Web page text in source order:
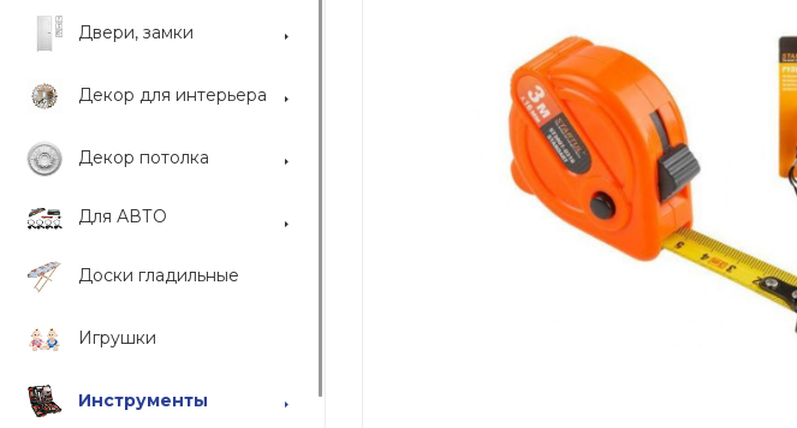
Двери, замки
Декор для интерьера
Декор потолка
Для АВТО
Доски гладильные
Игрушки
Инструменты